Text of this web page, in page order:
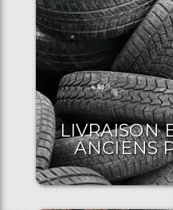
LIVRAISON
ANCIENS